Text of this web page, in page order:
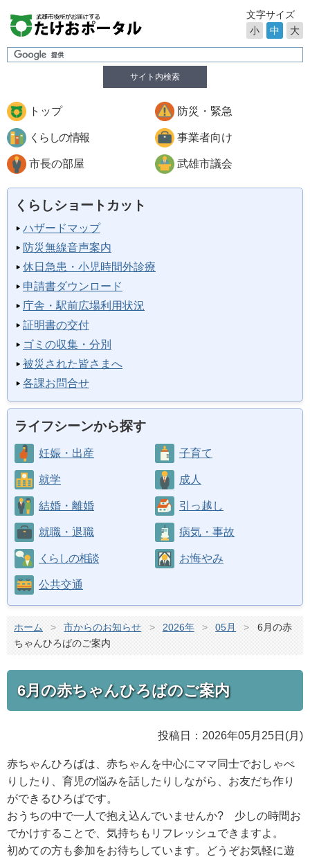
サイト内検索
文字サイズ
小
中 大
トップ 防災・緊急
くらしの情報 事業者向け
市長の部屋 武雄市議会
くらしショートカット
ハザードマップ
防災無線音声案内
休日急患・小児時間外診療
申請書ダウンロード
庁舎・駅前広場利用状況
証明書の交付
ゴミの収集・分別
被災された皆さまへ
各課お問合せ
ライフシーンから探す
妊娠・出産 子育て
就学 成人
結婚・離婚 引っ越し
就職・退職 病気・事故
くらしの相談 お悔やみ
公共交通
ホーム > 市からのお知らせ > 2026年 > 05月 >
6月の赤
ちゃんひろばのご案内
6月の赤ちゃんひろばのご案内
投稿日：2026年05月25日(月)
赤ちゃんひろばは、赤ちゃんを中心にママ同士でおしゃべ
りしたり、育児の悩みを話したりしながら、お友だち作り
ができるひろばです。
おうちの中で一人で抱え込んでいませんか? 少しの時間お
でかけすることで、気持ちもリフレッシュできますよ。
初めての方も参加をお待ちしています。どうぞお気軽に遊